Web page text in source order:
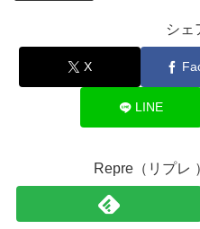
シェ
X
LINE
Repre（リプレ